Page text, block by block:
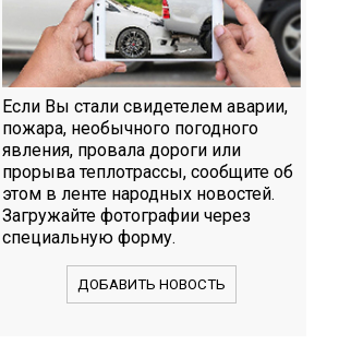
Если Вы стали свидетелем аварии,
пожара, необычного погодного
явления, провала дороги или
прорыва теплотрассы, сообщите об
этом в ленте народных новостей.
Загружайте фотографии через
специальную форму.
ДОБАВИТЬ НОВОСТЬ